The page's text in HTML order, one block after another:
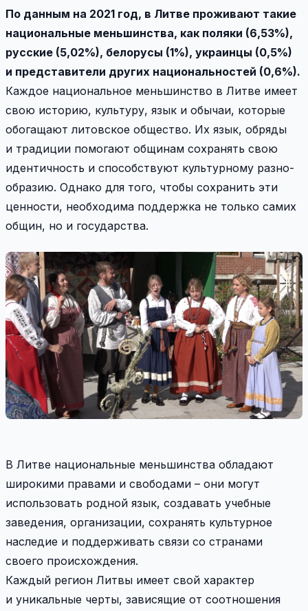
По данным на 2021 год, в Литве проживают такие
национальные меньшинства, как поляки (6,53%),
русские (5,02%), белорусы (1%), украинцы (0,5%)
и представители других национальностей (0,6%).
Каждое национальное меньшинство в Литве имеет
свою историю, культуру, язык и обычаи, которые
обогащают литовское общество. Их язык, обряды
и традиции помогают общинам сохранять свою
идентичность и способствуют культурному разно-
образию. Однако для того, чтобы сохранить эти
ценности, необходима поддержка не только самих
общин, но и государства.
В Литве национальные меньшинства обладают
широкими правами и свободами – они могут
использовать родной язык, создавать учебные
заведения, организации, сохранять культурное
наследие и поддерживать связи со странами
своего происхождения.
Каждый регион Литвы имеет свой характер
и уникальные черты, зависящие от соотношения